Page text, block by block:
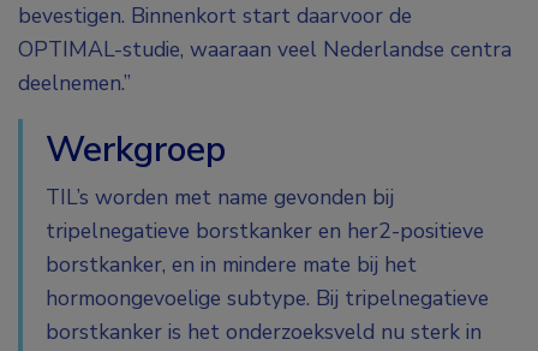
bevestigen. Binnenkort start daarvoor de
OPTIMAL-studie, waaraan veel Nederlandse centra
deelnemen.”
Werkgroep
TIL’s worden met name gevonden bij
tripelnegatieve borstkanker en her2-positieve
borstkanker, en in mindere mate bij het
hormoongevoelige subtype. Bij tripelnegatieve
borstkanker is het onderzoeksveld nu sterk in